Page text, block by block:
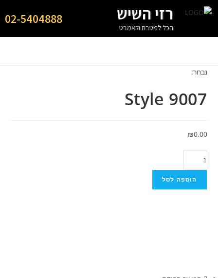
רזי השיש
הכל למטבח ולאמבט
02-5404888
נבחר:
Style 9007
₪0.00
הוספה לסל